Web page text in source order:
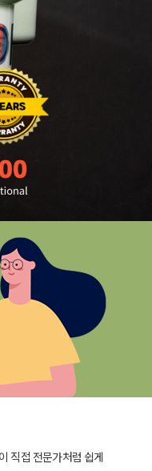
직접 전문가처럼 쉽게